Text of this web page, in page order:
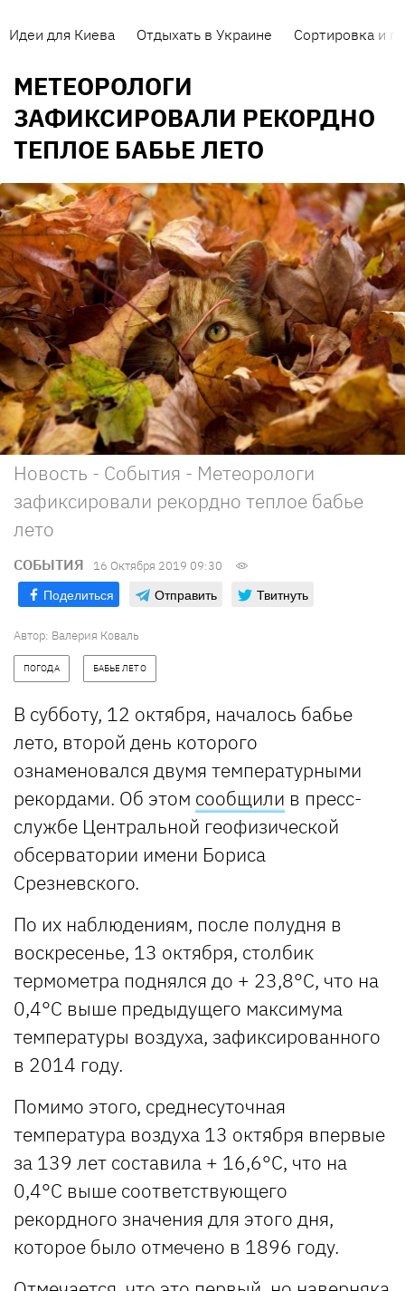
Идеи для Киева Отдыхать в Украине Сортировка и
МЕТЕОРОЛОГИ
ЗАФИКСИРОВАЛИ РЕКОРДНО
ТЕПЛОЕ БАБЬЕ ЛЕТО
Новость - События - Метеорологи
зафиксировали рекордно теплое бабье
лето
СОБЫТИЯ 16 Октября 2019 09:30
Поделиться Отправить Твитнуть
Автор: Валерия Коваль
ПОГОДА БАБЬЕ ЛЕТО
В субботу, 12 октября, началось бабье
лето, второй день которого
ознаменовался двумя температурными
рекордами. Об этом сообщили в пресс-
службе Центральной геофизической
обсерватории имени Бориса
Срезневского.
По их наблюдениям, после полудня в
воскресенье, 13 октября, столбик
термометра поднялся до + 23,8°С, что на
0,4°С выше предыдущего максимума
температуры воздуха, зафиксированного
в 2014 году.
Помимо этого, среднесуточная
температура воздуха 13 октября впервые
за 139 лет составила + 16,6°С, что на
0,4°С выше соответствующего
рекордного значения для этого дня,
которое было отмечено в 1896 году.